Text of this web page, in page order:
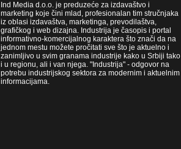
Ind Media d.o.o. je preduzeće za izdavaštvo i
marketing koje čini mlad, profesionalan tim stručnjaka
iz oblasi izdavaštva, marketinga, prevodilaštva,
grafičkog i web dizajna. Industrija je časopis i portal
informativno-komercijalnog karaktera što znači da na
jednom mestu možete pročitati sve što je aktuelno i
zanimljivo u svim granama industrije kako u Srbiji tako
i u regionu, ali i van njega. "Industrija" - odgovor na
potrebu industrijskog sektora za modernim i aktuelnim
informacijama.